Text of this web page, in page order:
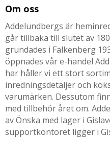
Om oss
Addelundbergs är
går tillbaka till slutet av
grundades i Falkenberg
öppnades vår e-handel
har håller vi ett stort
inredningsdetaljer och
varumärken. Dessutom
med tillbehör året om.
av Önska med lager i
supportkontoret ligger i